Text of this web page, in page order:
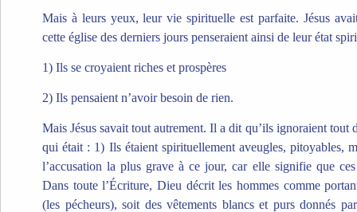
Mais à leurs yeux, leur vie spirituelle est parfaite. Jésus
cette église des derniers jours penseraient ainsi de leur état
1) Ils se croyaient riches et prospères
2) Ils pensaient n’avoir besoin de rien.
Mais Jésus savait tout autrement. Il a dit qu’ils ignoraient tout
qui était : 1) Ils étaient spirituellement aveugles, pitoyables,
l’accusation la plus grave à ce jour, car elle signifie que
Dans toute l’Écriture, Dieu décrit les hommes comme
(les pécheurs), soit des vêtements blancs et purs donnés